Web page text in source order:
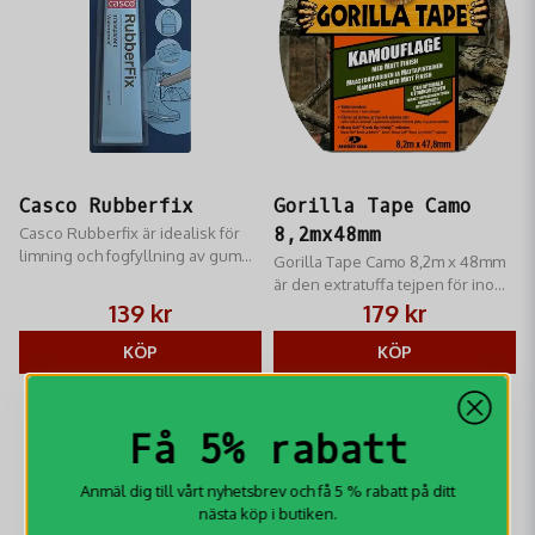
Casco Rubberfix
Casco Rubberfix är idealisk för
limning och fogfyllning av gummi,
olika syntetmaterial.
139 kr
KÖP
Gorilla Tape Camo
8,2mx48mm
Gorilla Tape Camo 8,2m x 48mm
är den extratuffa tejpen för inom-
och utomhusjobb.
179 kr
KÖP
Få 5% rabatt
Anmäl dig till vårt nyhetsbrev och få 5 % rabatt på ditt
nästa köp i butiken.